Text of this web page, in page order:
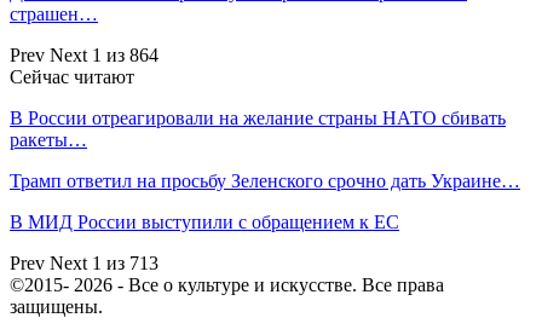
страшен…
Prev Next 1 из 864
Сейчас читают
В России отреагировали на желание страны НАТО сбивать
ракеты…
Трамп ответил на просьбу Зеленского срочно дать Украине…
В МИД России выступили с обращением к ЕС
Prev Next 1 из 713
©2015- 2026 - Все о культуре и искусстве. Все права
защищены.